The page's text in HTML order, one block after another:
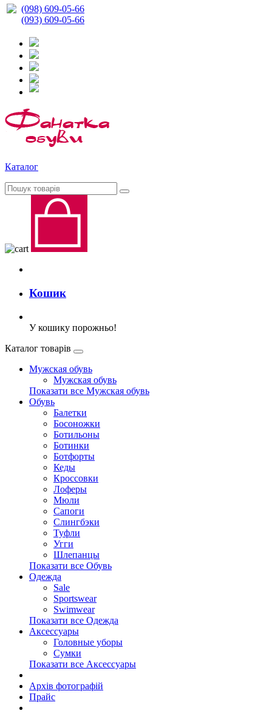
(098) 609-05-66
(093) 609-05-66
Каталог
Кошик
У кошику порожньо!
Каталог товарів
Мужская обувь
Мужская обувь
Показати все Мужская обувь
Обувь
Балетки
Босоножки
Ботильоны
Ботинки
Ботфорты
Кеды
Кроссовки
Лоферы
Мюли
Сапоги
Слингбэки
Туфли
Угги
Шлепанцы
Показати все Обувь
Одежда
Sale
Sportswear
Swimwear
Показати все Одежда
Аксессуары
Головные уборы
Сумки
Показати все Аксессуары
Архів фотографій
Прайс